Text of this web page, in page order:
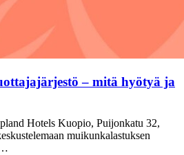
– mitä hyötyä ja
Hotels Kuopio, Puijonkatu 32,
muikunkalastuksen